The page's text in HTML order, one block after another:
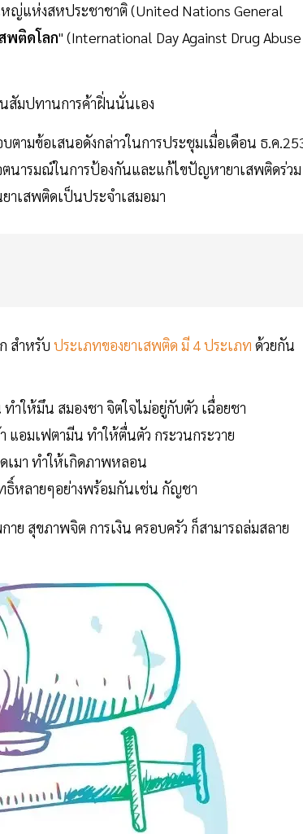
ญ่แห่งสหประชาชาติ (United Nations General
พติดโลก" (International Day Against Drug Abuse
สัมปทานการค้าฝิ่นนั่นเอง
มข้อเสนอดังกล่าวในการประชุมเมื่อเดือน ธ.ค
นารมณ์ในการป้องกันและแก้ไขปัญหายาเสพติดร่วม
าเสพติดเป็นประจำเสมอมา
สำหรับ ประเภทของยาเสพติด มี 4 ประเภท ด้วยกัน
ให้มึน สมองชา จิตใจไม่อยู่กับตัว เฉื่อยชา
อมเฟตามีน ทำให้ตื่นตัว กระวนกระวาย
มา ทำให้เกิดภาพหลอน
ธิ์หลายๆอย่างพร้อมกันเช่น กัญชา
ย สุขภาพจิต การเงิน ครอบครัว ก็สามารถล่มสลาย